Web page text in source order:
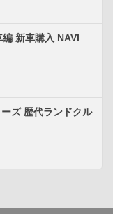
新車購入 NAVI
ズ 歴代ランドクル